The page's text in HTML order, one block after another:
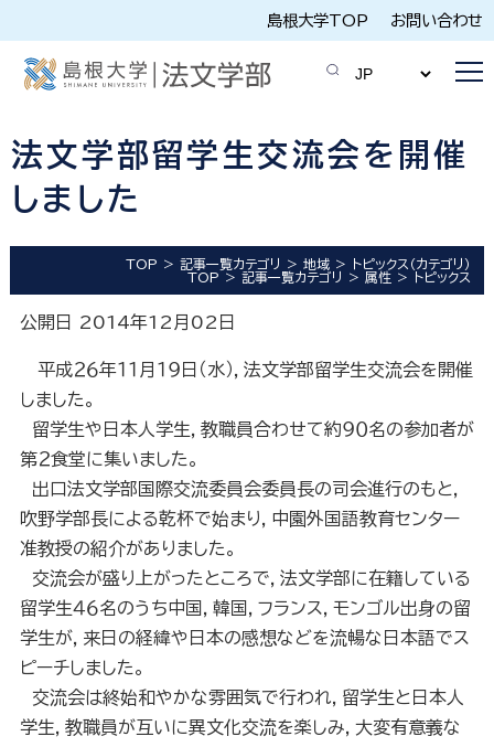
島根大学TOP お問い合わせ
法文学部留学生交流会を開催
しました
TOP 記事一覧カテゴリ 地域
トピックス（カテゴリ）
TOP
記事一覧カテゴリ 属性 トピックス
公開日 2014年12月02日
平成２６年１１月１９日（水），法文学部留学生交流会を開催
しました。
留学生や日本人学生，教職員合わせて約９０名の参加者が
第２食堂に集いました。
出口法文学部国際交流委員会委員長の司会進行のもと，
吹野学部長による乾杯で始まり，中園外国語教育センター
准教授の紹介がありました。
交流会が盛り上がったところで，法文学部に在籍している
留学生４６名のうち中国，韓国，フランス，モンゴル出身の留
学生が，来日の経緯や日本の感想などを流暢な日本語でス
ピーチしました。
交流会は終始和やかな雰囲気で行われ，留学生と日本人
学生，教職員が互いに異文化交流を楽しみ，大変有意義な